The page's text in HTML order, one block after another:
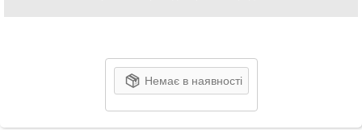
Немає в наявності